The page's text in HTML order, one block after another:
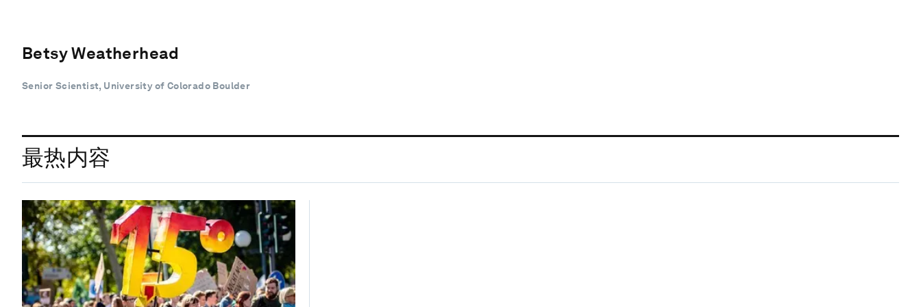
Betsy Weatherhead
Senior Scientist, University of Colorado Boulder
最热内容